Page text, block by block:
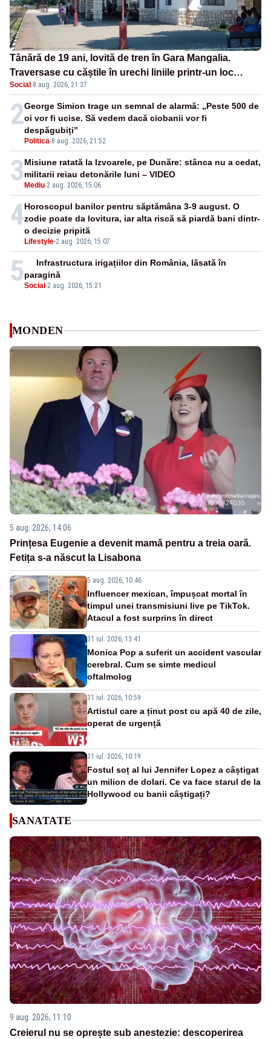
Tânără de 19 ani, lovită de tren în Gara Mangalia.
Traversase cu căștile în urechi liniile printr-un loc
nepermis
Social ·8 aug. 2026, 21:37
2
Politica-8 aug. 2026, 21:52
George Simion trage un semnal de alarmă: „Peste 500 de
oi vor fi ucise. Să vedem dacă ciobanii vor fi
despăgubiți”
3 Mediu-2 aug. 2026, 15:06
Misiune ratată la Izvoarele, pe Dunăre: stânca nu a cedat,
militarii reiau detonările luni – VIDEO
4
Lifestyle-2 aug. 2026, 15:07
Horoscopul banilor pentru săptămâna 3-9 august. O
zodie poate da lovitura, iar alta riscă să piardă bani dintr-
o decizie pripită
5Social -2 aug. 2026, 15:21
Infrastructura irigațiilor din România, lăsată în
paragină
MONDEN
5 aug. 2026, 14:06
Prințesa Eugenie a devenit mamă pentru a treia oară.
Fetița s-a născut la Lisabona
5 aug. 2026, 10:46
Influencer mexican, împușcat mortal în
timpul unei transmisiuni live pe TikTok.
Atacul a fost surprins în direct
31 iul. 2026, 13:41
Monica Pop a suferit un accident vascular
cerebral. Cum se simte medicul
oftalmolog
31 iul. 2026, 10:59
Artistul care a ținut post cu apă 40 de zile,
operat de urgență
31 iul. 2026, 10:19
Fostul soț al lui Jennifer Lopez a câștigat
un milion de dolari. Ce va face starul de la
Hollywood cu banii câștigați?
SANATATE
9 aug. 2026, 11:10
Creierul nu se oprește sub anestezie: descoperirea